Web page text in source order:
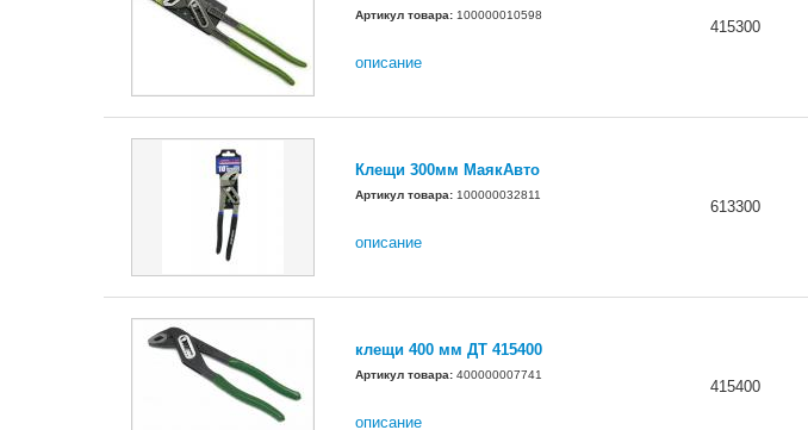
Артикул товара: 100000010598
описание
415300
Клещи 300мм МаякАвто
Артикул товара: 100000032811
описание
613300
клещи 400 мм ДТ 415400
Артикул товара: 400000007741
описание
415400